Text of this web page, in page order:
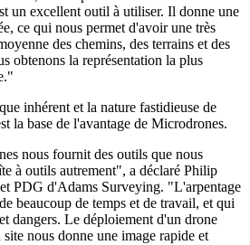
un excellent outil à utiliser. Il donne une
ce qui nous permet d'avoir une très
des chemins, des terrains et des
obtenons la représentation la plus
inhérent et la nature fastidieuse de
la base de l'avantage de Microdrones.
nous fournit des outils que nous
à outils autrement", a déclaré Philip
PDG d'Adams Surveying. "L'arpentage
beaucoup de temps et de travail, et qui
dangers. Le déploiement d'un drone
nous donne une image rapide et